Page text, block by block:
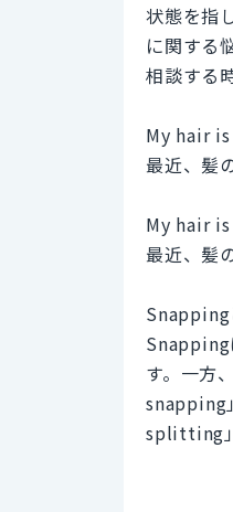
状態を指
に関する
相談する
My hair
最近、髪
My hair
最近、髪
Snapping
Snapping
す。一方
snapping
splitting